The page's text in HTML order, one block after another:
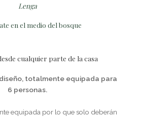
Lenga
en el medio del bosque
cualquier parte de la casa
totalmente equipada para
6 personas.
equipada por lo que solo deberán